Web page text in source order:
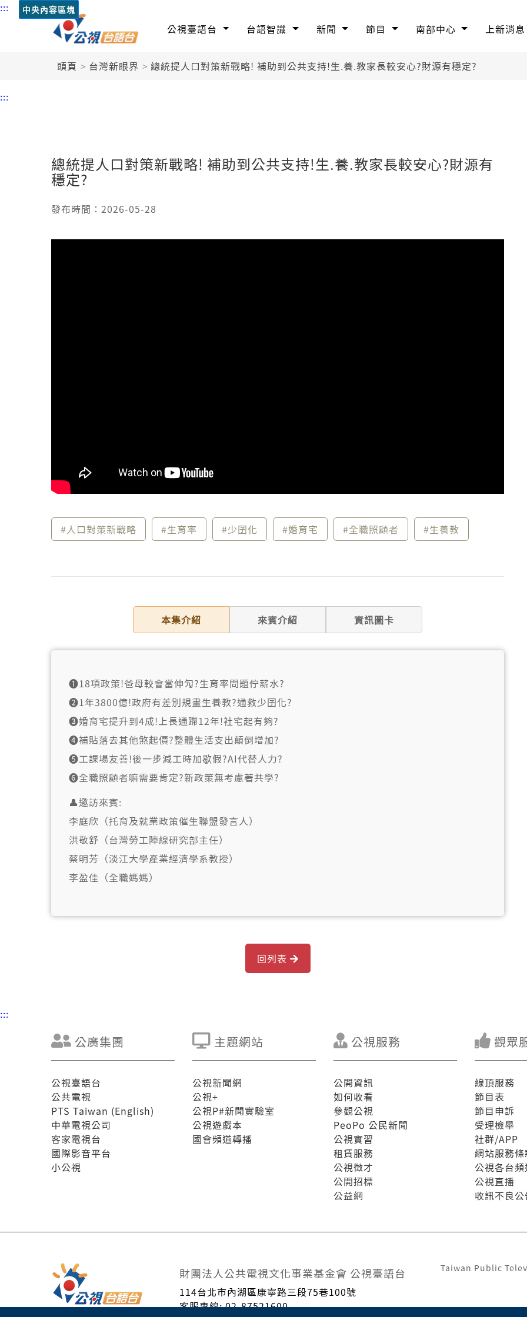
::: 中央內容區塊
公視臺語台 台語智識 新聞 節目 南部中心 上新消息
頭頁 台灣新眼界 總統提人口對策新戰略! 補助到公共支持!生.養.教家長較安心?財源有穩定?
:::
總統提人口對策新戰略! 補助到公共支持!生.養.教家長較安心?財源有
穩定?
發布時間：2026-05-28
#人口對策新戰略 #生育率 #少囝化 #婚育宅 #全職照顧者 #生養教
本集介紹 來賓介紹 資訊圖卡
➊18項政策!爸母較會當伸勼?生育率問題佇薪水?
➋1年3800億!政府有差別規畫生養教?通救少囝化?
➌婚育宅提升到4成!上長通蹛12年!社宅起有夠?
➍補貼落去其他煞起價?整體生活支出顛倒增加?
➎工課場友善!後一步減工時加歇假?AI代替人力?
➏全職照顧者嘛需要肯定?新政策無考慮著共學?
👤邀訪來賓:
李庭欣（托育及就業政策催生聯盟發言人）
洪敬舒（台灣勞工陣線研究部主任）
蔡明芳（淡江大學產業經濟學系教授）
李盈佳（全職媽媽）
回列表
:::
公廣集團
公視臺語台
公共電視
PTS Taiwan (English)
中華電視公司
客家電視台
國際影音平台
小公視
主題網站
公視新聞網
公視+
公視P#新聞實驗室
公視遊戲本
國會頻道轉播
公視服務
公開資訊
如何收看
參觀公視
PeoPo 公民新聞
公視實習
租賃服務
公視徵才
公開招標
公益網
觀眾
線頂服務
節目表
節目申訴
受理檢舉
社群/APP
網站服務條
公視各台頻
公視直播
收訊不良公
財團法人公共電視文化事業基金會 公視臺語台
114台北市內湖區康寧路三段75巷100號
客服專線: 02-87521600
Taiwan Public